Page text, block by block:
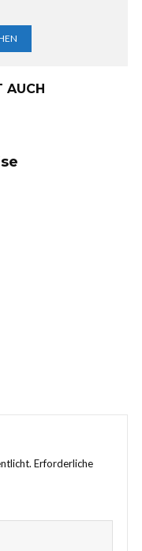
AUCH
Erforderliche